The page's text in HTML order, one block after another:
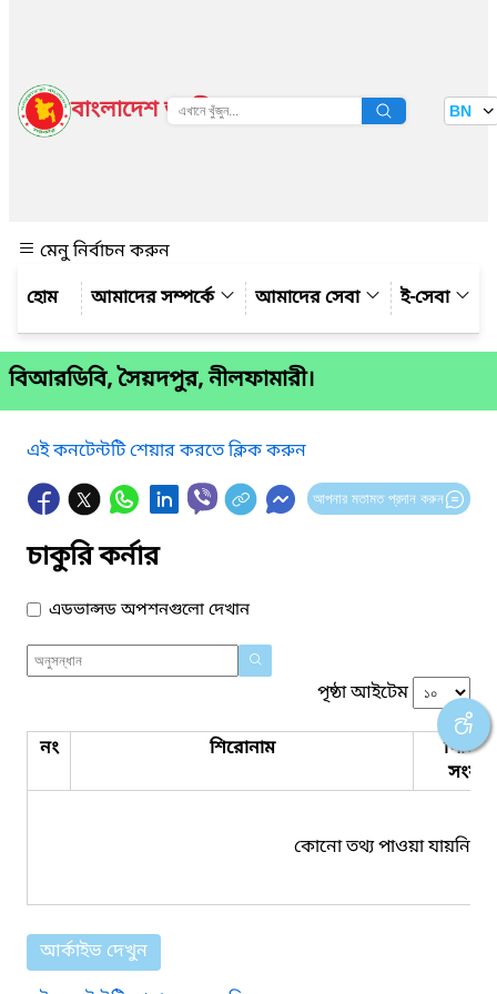
বাংলাদেশ জাতীয় তথ্য বাতায়ন BN
মেনু নির্বাচন করুন
আমাদের সম্পর্কে
আমাদের সেবা ই-সেবা
বিআরডিবি, সৈয়দপুর, নীলফামারী।
এই কনটেন্টটি শেয়ার করতে ক্লিক করুন
আপনার মতামত প্রদান করুন
চাকুরি কর্নার
এডভান্সড অপশনগুলো দেখান
পৃষ্ঠা আইটেম
নং শিরোনাম
কোনো তথ্য পাওয়া যায়নি।
আর্কাইভ দেখুন